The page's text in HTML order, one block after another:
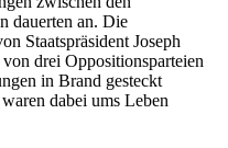
dauerten an. Die
Staatspräsident Joseph
drei Oppositionsparteien
in Brand gesteckt
dabei ums Leben